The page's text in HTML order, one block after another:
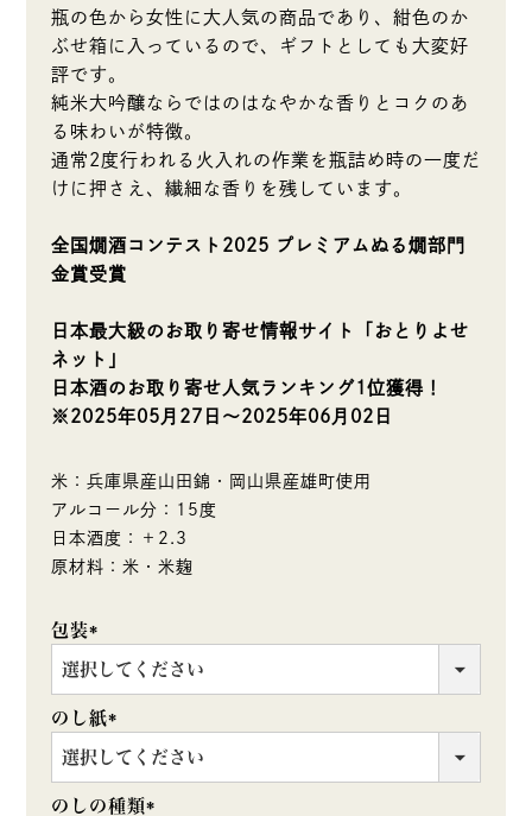
瓶の色から女性に大人気の商品であり、紺色のか
ぶせ箱に入っているので、ギフトとしても大変好
評です。
純米大吟醸ならではのはなやかな香りとコクのあ
る味わいが特徴。
通常2度行われる火入れの作業を瓶詰め時の一度だ
けに押さえ、繊細な香りを残しています。
全国燗酒コンテスト2025 プレミアムぬる燗部門
金賞受賞
日本最大級のお取り寄せ情報サイト「おとりよせ
ネット」
日本酒のお取り寄せ人気ランキング1位獲得！
※2025年05月27日～2025年06月02日
米：兵庫県産山田錦・岡山県産雄町使用
アルコール分：15度
日本酒度：＋2.3
原材料：米・米麹
包装
(必
須)
のし紙
(必
須)
のしの種類